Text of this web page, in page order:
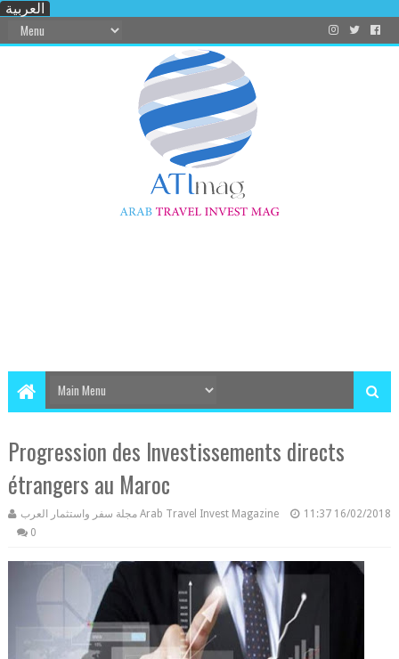
العربية
Progression des Investissements directs
étrangers au Maroc
مجلة سفر واستثمار العرب Arab Travel Invest Magazine 11:37 16/02/2018
0